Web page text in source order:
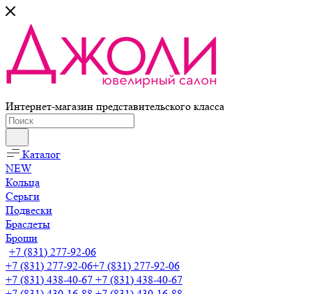
Интернет-магазин представительского класса
Каталог
NEW
Кольца
Серьги
Подвески
Браслеты
Броши
+7 (831) 277-92-06
+7 (831) 277-92-06+7 (831) 277-92-06
+7 (831) 438-40-67 +7 (831) 438-40-67